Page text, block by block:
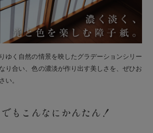
ゆく自然の情景を映したグラデーションシリー
り合い、色の濃淡が作り出す美しさを、ぜひお
い。
もこんなにかんたん！